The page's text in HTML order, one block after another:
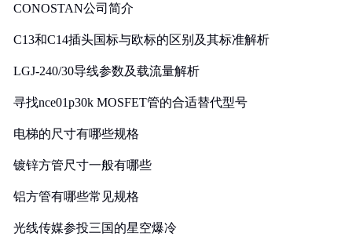
CONOSTAN公司简介
C13和C14插头国标与欧标的区别及其标准解析
LGJ-240/30导线参数及载流量解析
寻找nce01p30k MOSFET管的合适替代型号
电梯的尺寸有哪些规格
镀锌方管尺寸一般有哪些
铝方管有哪些常见规格
光线传媒参投三国的星空爆冷